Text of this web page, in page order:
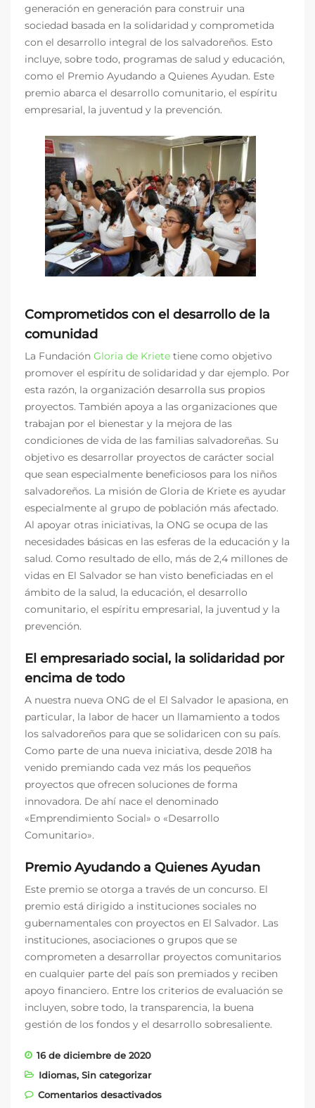
generación en generación para construir una
sociedad basada en la solidaridad y comprometida
con el desarrollo integral de los salvadoreños. Esto
incluye, sobre todo, programas de salud y educación,
como el Premio Ayudando a Quienes Ayudan. Este
premio abarca el desarrollo comunitario, el espíritu
empresarial, la juventud y la prevención.
Comprometidos con el desarrollo de la
comunidad
La Fundación Gloria de Kriete tiene como objetivo
promover el espíritu de solidaridad y dar ejemplo. Por
esta razón, la organización desarrolla sus propios
proyectos. También apoya a las organizaciones que
trabajan por el bienestar y la mejora de las
condiciones de vida de las familias salvadoreñas. Su
objetivo es desarrollar proyectos de carácter social
que sean especialmente beneficiosos para los niños
salvadoreños. La misión de Gloria de Kriete es ayudar
especialmente al grupo de población más afectado.
Al apoyar otras iniciativas, la ONG se ocupa de las
necesidades básicas en las esferas de la educación y la
salud. Como resultado de ello, más de 2,4 millones de
vidas en El Salvador se han visto beneficiadas en el
ámbito de la salud, la educación, el desarrollo
comunitario, el espíritu empresarial, la juventud y la
prevención.
El empresariado social, la solidaridad por
encima de todo
A nuestra nueva ONG de el El Salvador le apasiona, en
particular, la labor de hacer un llamamiento a todos
los salvadoreños para que se solidaricen con su país.
Como parte de una nueva iniciativa, desde 2018 ha
venido premiando cada vez más los pequeños
proyectos que ofrecen soluciones de forma
innovadora. De ahí nace el denominado
«Emprendimiento Social» o «Desarrollo
Comunitario».
Premio Ayudando a Quienes Ayudan
Este premio se otorga a través de un concurso. El
premio está dirigido a instituciones sociales no
gubernamentales con proyectos en El Salvador. Las
instituciones, asociaciones o grupos que se
comprometen a desarrollar proyectos comunitarios
en cualquier parte del país son premiados y reciben
apoyo financiero. Entre los criterios de evaluación se
incluyen, sobre todo, la transparencia, la buena
gestión de los fondos y el desarrollo sobresaliente.
16 de diciembre de 2020
Idiomas, Sin categorizar
Comentarios desactivadosen Nuestra nueva ONG de El